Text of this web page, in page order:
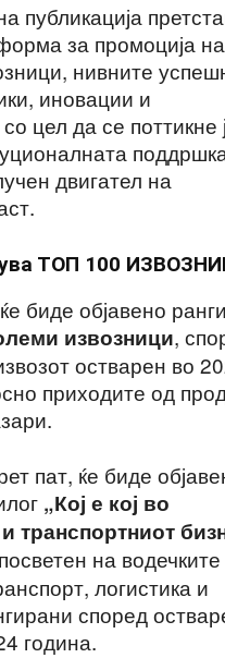
публикација
за промоција на
нивните
иновации и
цел да се поттикне
двигател на
ТОП 100
биде објавено
извозници,
остварен во
приходите од
пат, ќе биде
„Кој е кој во
транспортниот
на водечките
логистика и
според
година.